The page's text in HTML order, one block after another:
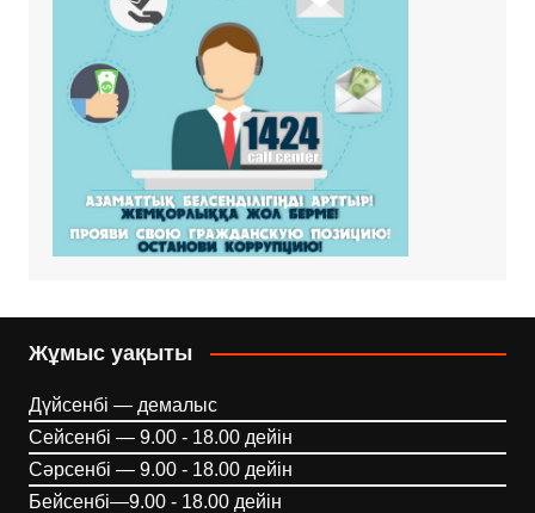
Жұмыс уақыты
Дүйсенбі — демалыс
Сейсенбі — 9.00 - 18.00 дейін
Сәрсенбі — 9.00 - 18.00 дейін
Бейсенбі—9.00 - 18.00 дейін